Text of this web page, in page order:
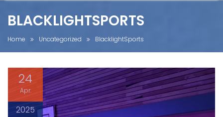
BLACKLIGHTSPORTS
Home Uncategorized BlacklightSports
24
Apr.
2025